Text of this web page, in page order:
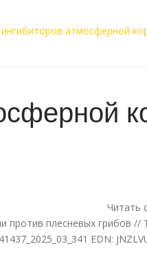
атмосферной
Читать
против плесневых грибов //
EDN: